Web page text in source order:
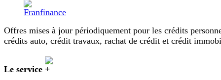
Offres mises à jour périodiquement pour les crédits
crédits auto, crédit travaux, rachat de crédit et crédit
Le service